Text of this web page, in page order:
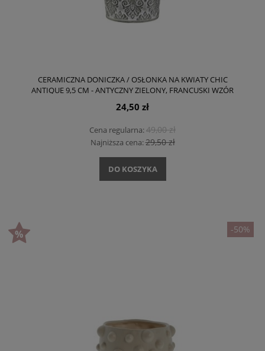
CERAMICZNA DONICZKA / OSŁONKA NA KWIATY CHIC
ANTIQUE 9,5 CM - ANTYCZNY ZIELONY, FRANCUSKI WZÓR
24,50 zł
Cena regularna:49,00 zł
Najniższa cena:29,50 zł
DO KOSZYKA
-50%